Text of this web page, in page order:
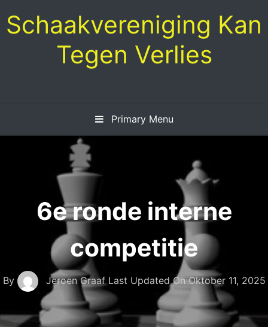
to
content
Schaakvereniging Kan
Tegen Verlies
Primary Menu
6e ronde interne
competitie
By Jeroen Graaf Last Updated OnOktober 11, 2025